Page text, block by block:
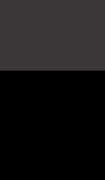
mercredis